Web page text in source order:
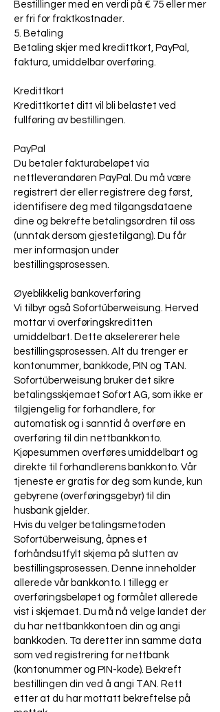
Bestillinger med en verdi på € 75 eller mer
er fri for fraktkostnader.
5. Betaling
Betaling skjer med kredittkort, PayPal,
faktura, umiddelbar overføring.
Kredittkort
Kredittkortet ditt vil bli belastet ved
fullføring av bestillingen.
PayPal
Du betaler fakturabeløpet via
nettleverandøren PayPal. Du må være
registrert der eller registrere deg først,
identifisere deg med tilgangsdataene
dine og bekrefte betalingsordren til oss
(unntak dersom gjestetilgang). Du får
mer informasjon under
bestillingsprosessen.
Øyeblikkelig bankoverføring
Vi tilbyr også Sofortüberweisung. Herved
mottar vi overføringskreditten
umiddelbart. Dette akselererer hele
bestillingsprosessen. Alt du trenger er
kontonummer, bankkode, PIN og TAN.
Sofortüberweisung bruker det sikre
betalingsskjemaet Sofort AG, som ikke er
tilgjengelig for forhandlere, for
automatisk og i sanntid å overføre en
overføring til din nettbankkonto.
Kjøpesummen overføres umiddelbart og
direkte til forhandlerens bankkonto. Vår
tjeneste er gratis for deg som kunde, kun
gebyrene (overføringsgebyr) til din
husbank gjelder.
Hvis du velger betalingsmetoden
Sofortüberweisung, åpnes et
forhåndsutfylt skjema på slutten av
bestillingsprosessen. Denne inneholder
allerede vår bankkonto. I tillegg er
overføringsbeløpet og formålet allerede
vist i skjemaet. Du må nå velge landet der
du har nettbankkontoen din og angi
bankkoden. Ta deretter inn samme data
som ved registrering for nettbank
(kontonummer og PIN-kode). Bekreft
bestillingen din ved å angi TAN. Rett
etter at du har mottatt bekreftelse på